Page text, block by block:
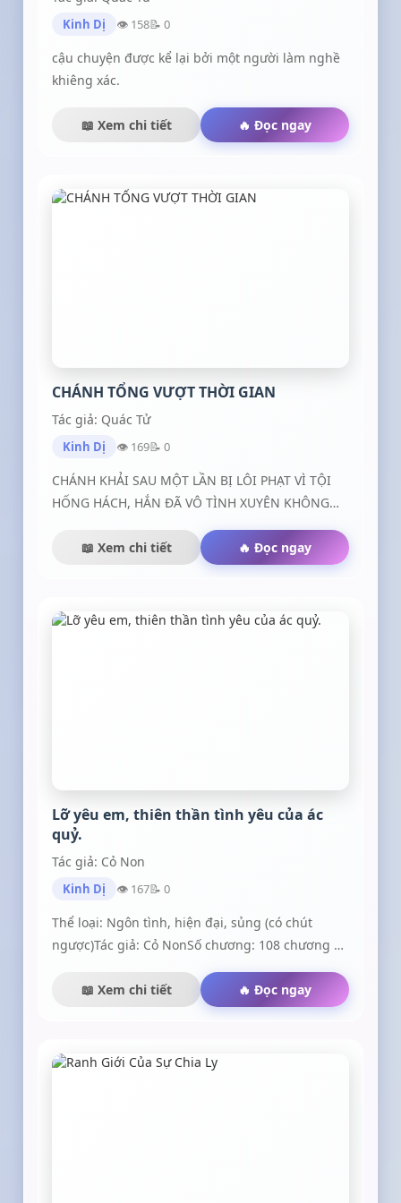
Kinh Dị 👁 158📝 0
cậu chuyện được kể lại bởi một người làm nghề
khiêng xác.
📖 Xem chi tiết 🔥 Đọc ngay
CHÁNH TỔNG VƯỢT THỜI GIAN
Tác giả: Quác Tử
Kinh Dị 👁 169📝 0
CHÁNH KHẢI SAU MỘT LẦN BỊ LÔI PHẠT VÌ TỘI
HỐNG HÁCH, HẮN ĐÃ VÔ TÌNH XUYÊN KHÔNG
CƯỜI....📖 Xem chi tiết 🔥 Đọc ngay
Lỡ yêu em, thiên thần tình yêu của ác
quỷ.
Tác giả: Cỏ Non
Kinh Dị 👁 167📝 0
Thể loại: Ngôn tình, hiện đại, sủng (có chút
ngược)Tác giả: Cỏ NonSố chương: 108 chương +
ánh mắt lại không ngờ là men say cả đời.
Nguyễn Hữu Minh chẳng ngờ đời này mình có
người đó thực ngốc, thỉnh thoảng thích xù lông
📖 Xem chi tiết 🔥 Đọc ngay